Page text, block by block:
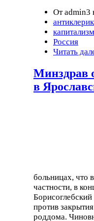
От admin3
капитализм
Россия
Читать
Минздрав
в
больницах, что
частности, в
против
роддома.